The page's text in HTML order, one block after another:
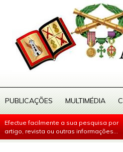
PUBLICAÇÕES MULTIMÉDIA
Efectue facilmente a sua pesquisa por
artigo, revista ou outras informações...